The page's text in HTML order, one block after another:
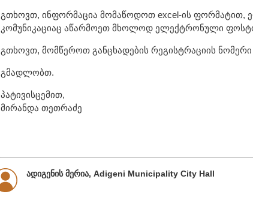
გთხოვთ, ინფორმაცია მომაწოდოთ excel-ის ფორმატით,
კომუნიკაციაც აწარმოეთ მხოლოდ ელექტრონული
გთხოვთ, მომწეროთ განცხადების რეგისტრაციის
გმადლობთ.
პატივისცემით,
მირანდა თეთრაძე
ადიგენის მერია, Adigeni Municipality City Hall